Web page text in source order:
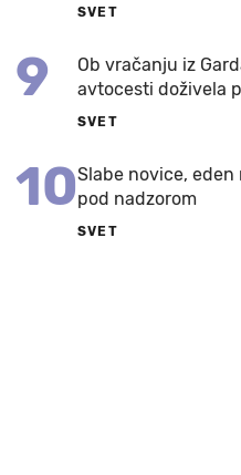
SVET
9
Ob vračanju iz
avtocesti doživela
SVET
10Slabe novice,
pod nadzorom
SVET